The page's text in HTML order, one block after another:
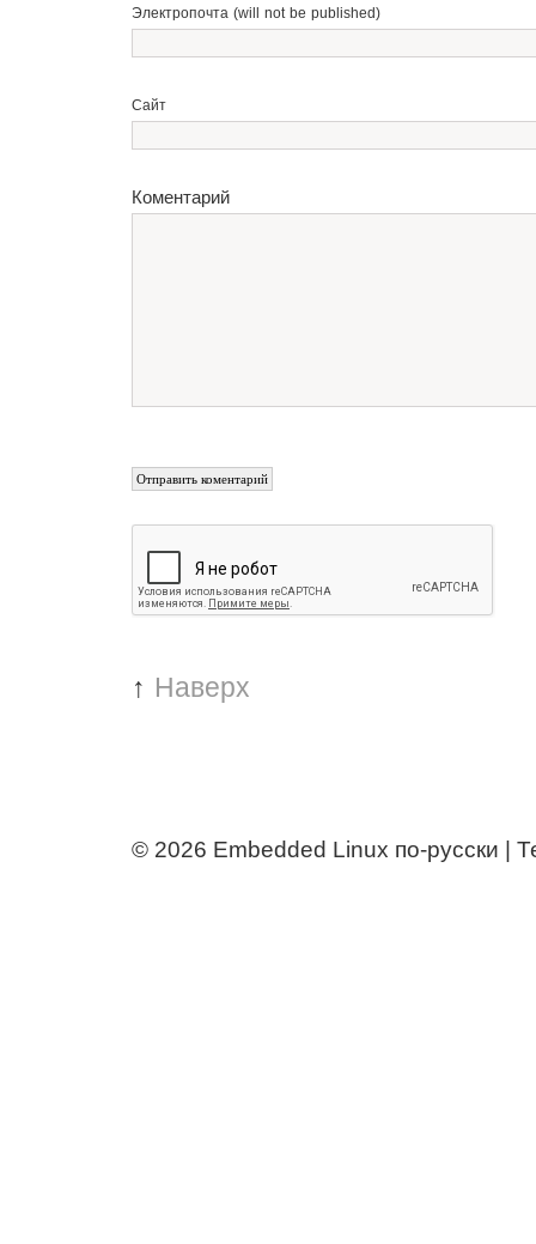
Электропочта (will not be published)
Сайт
Коментарий
↑ Наверх
© 2026 Embedded Linux по-русски |